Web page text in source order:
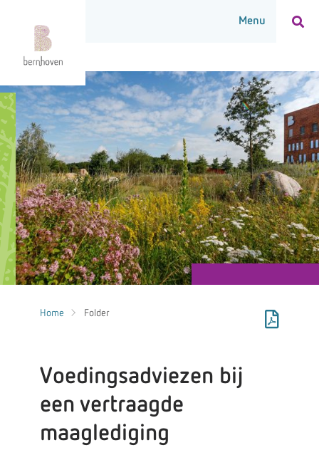
Home Folder
Voedingsadviezen bij
een vertraagde
maaglediging